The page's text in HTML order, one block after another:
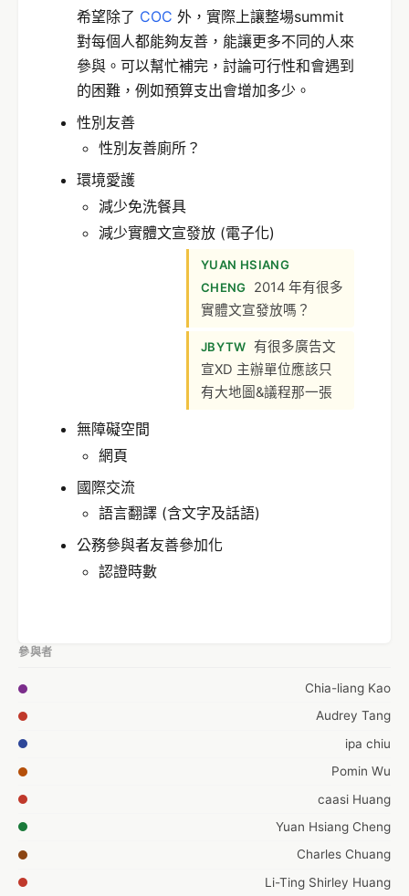
希望除了 COC 外，實際上讓整場summit
對每個人都能夠友善，能讓更多不同的人來
參與。可以幫忙補完，討論可行性和會遇到
的困難，例如預算支出會增加多少。
性別友善
性別友善廁所？
環境愛護
減少免洗餐具
減少實體文宣發放 (電子化)
YUAN HSIANG
CHENG
2014 年有很多
實體文宣發放嗎？
JBYTW 有很多廣告文
宣XD 主辦單位應該只
有大地圖&議程那一張
無障礙空間
網頁
國際交流
語言翻譯 (含文字及話語)
公務參與者友善參加化
認證時數
參與者
Chia-liang Kao
Audrey Tang
ipa chiu
Pomin Wu
caasi Huang
Yuan Hsiang Cheng
Charles Chuang
Li-Ting Shirley Huang